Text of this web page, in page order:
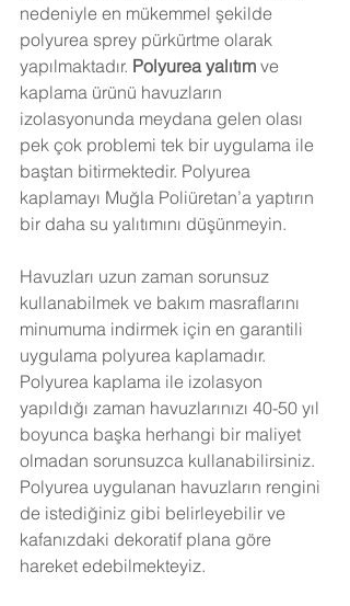
nedeniyle en mükemmel şekilde
polyurea sprey pürkürtme olarak
yapılmaktadır. Polyurea yalıtım ve
kaplama ürünü havuzların
izolasyonunda meydana gelen olası
pek çok problemi tek bir uygulama ile
baştan bitirmektedir. Polyurea
kaplamayı Muğla Poliüretan’a yaptırın
bir daha su yalıtımını düşünmeyin.
Havuzları uzun zaman sorunsuz
kullanabilmek ve bakım masraflarını
minumuma indirmek için en garantili
uygulama polyurea kaplamadır.
Polyurea kaplama ile izolasyon
yapıldığı zaman havuzlarınızı 40-50 yıl
boyunca başka herhangi bir maliyet
olmadan sorunsuzca kullanabilirsiniz.
Polyurea uygulanan havuzların rengini
de istediğiniz gibi belirleyebilir ve
kafanızdaki dekoratif plana göre
hareket edebilmekteyiz.